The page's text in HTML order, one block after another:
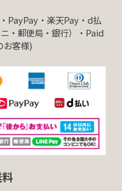
PayPay・楽天Pay・d払
・郵便局・銀行）・Paid
お客様)